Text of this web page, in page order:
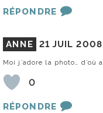
RÉPONDRE
ANNE 21 JUIL
Moi j’adore la photo…
0
RÉPONDRE